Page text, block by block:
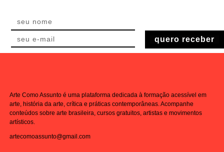
quero receber
Arte Como Assunto é uma plataforma dedicada à formação acessível em
arte, história da arte, crítica e práticas contemporâneas. Acompanhe
conteúdos sobre arte brasileira, cursos gratuitos, artistas e movimentos
artísticos.
artecomoassunto@gmail.com